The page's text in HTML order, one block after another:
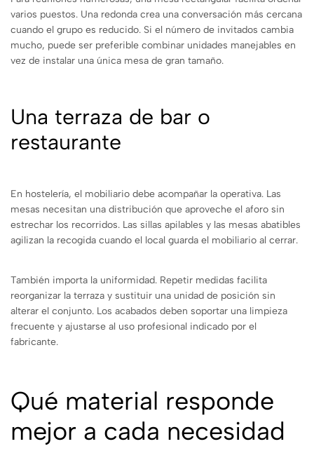
varios puestos. Una redonda crea una conversación más cercana
cuando el grupo es reducido. Si el número de invitados cambia
mucho, puede ser preferible combinar unidades manejables en
vez de instalar una única mesa de gran tamaño.
Una terraza de bar o
restaurante
En hostelería, el mobiliario debe acompañar la operativa. Las
mesas necesitan una distribución que aproveche el aforo sin
estrechar los recorridos. Las sillas apilables y las mesas abatibles
agilizan la recogida cuando el local guarda el mobiliario al cerrar.
También importa la uniformidad. Repetir medidas facilita
reorganizar la terraza y sustituir una unidad de posición sin
alterar el conjunto. Los acabados deben soportar una limpieza
frecuente y ajustarse al uso profesional indicado por el
fabricante.
Qué material responde
mejor a cada necesidad